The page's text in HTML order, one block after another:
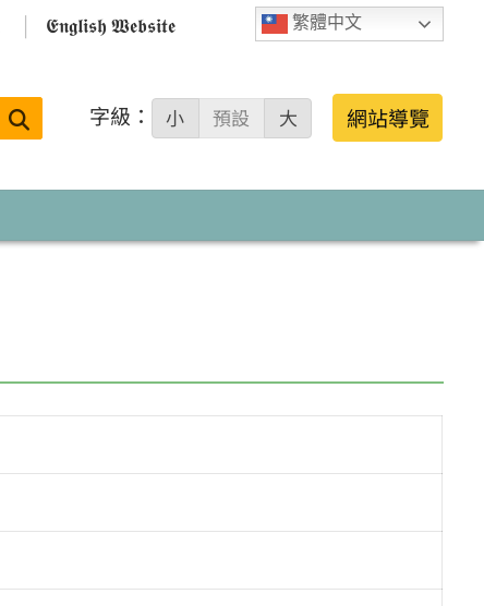
繁體中文
𝕰𝖓𝖌𝖑𝖎𝖘𝖍 𝖂𝖊𝖇𝖘𝖎𝖙𝖊
搜
字級： 小 預設 大 網站導覽